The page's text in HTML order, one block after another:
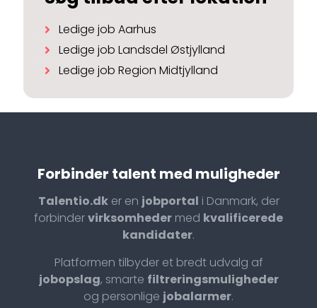
Ledige job Aarhus
Ledige job Landsdel Østjylland
Ledige job Region Midtjylland
Forbinder talent med muligheder
Talentio.dker en jobportal i Danmark, der
forbindervirksomheder med kvalificerede
kandidater.
Platformen tilbyder et bredt udvalg af
jobopslag, smarte filtreringsmuligheder
og personlige jobalarmer.